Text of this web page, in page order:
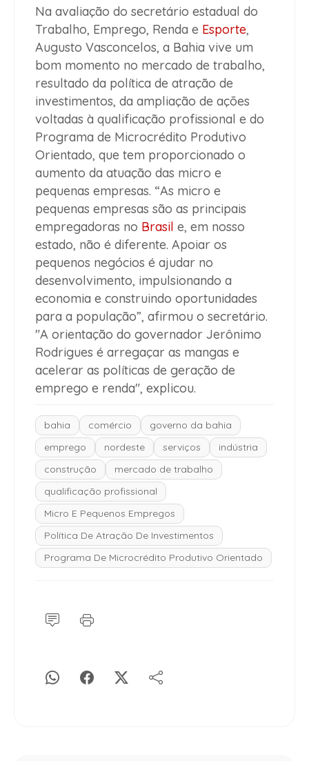
Na avaliação do secretário estadual do
Trabalho, Emprego, Renda e Esporte,
Augusto Vasconcelos, a Bahia vive um
bom momento no mercado de trabalho,
resultado da política de atração de
investimentos, da ampliação de ações
voltadas à qualificação profissional e do
Programa de Microcrédito Produtivo
Orientado, que tem proporcionado o
aumento da atuação das micro e
pequenas empresas. “As micro e
pequenas empresas são as principais
empregadoras no Brasil e, em nosso
estado, não é diferente. Apoiar os
pequenos negócios é ajudar no
desenvolvimento, impulsionando a
economia e construindo oportunidades
para a população”, afirmou o secretário.
"A orientação do governador Jerônimo
Rodrigues é arregaçar as mangas e
acelerar as políticas de geração de
emprego e renda", explicou.
bahia comércio
governo da bahia
emprego
nordeste serviços
indústria
construção
mercado de trabalho
qualificação profissional
Micro E Pequenos Empregos
Política De Atração De Investimentos
Programa De Microcrédito Produtivo Orientado